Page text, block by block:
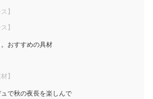
】
】
おすすめの具材
】
で秋の夜長を楽しんで